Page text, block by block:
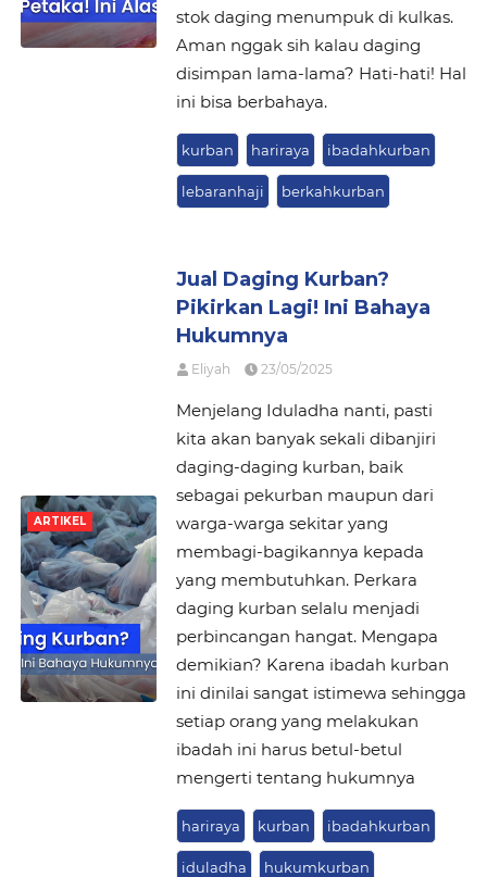
stok daging menumpuk di kulkas.
Aman nggak sih kalau daging
disimpan lama-lama? Hati-hati! Hal
ini bisa berbahaya.
kurban hariraya ibadahkurban
lebaranhaji berkahkurban
ARTIKEL
Jual Daging Kurban?
Pikirkan Lagi! Ini Bahaya
Hukumnya
Eliyah 23/05/2025
Menjelang Iduladha nanti, pasti
kita akan banyak sekali dibanjiri
daging-daging kurban, baik
sebagai pekurban maupun dari
warga-warga sekitar yang
membagi-bagikannya kepada
yang membutuhkan. Perkara
daging kurban selalu menjadi
perbincangan hangat. Mengapa
demikian? Karena ibadah kurban
ini dinilai sangat istimewa sehingga
setiap orang yang melakukan
ibadah ini harus betul-betul
mengerti tentang hukumnya
hariraya kurban ibadahkurban
iduladha hukumkurban